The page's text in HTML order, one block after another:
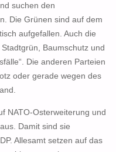
suchen den
Die Grünen sind auf dem
aufgefallen. Auch die
Baumschutz und
Die anderen Parteien
oder gerade wegen des
NATO-Osterweiterung und
Damit sind sie
Allesamt setzen auf das